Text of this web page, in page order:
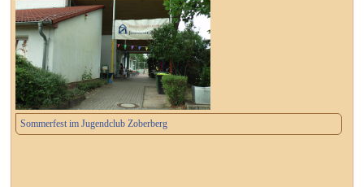
Sommerfest im Jugendclub Zoberberg